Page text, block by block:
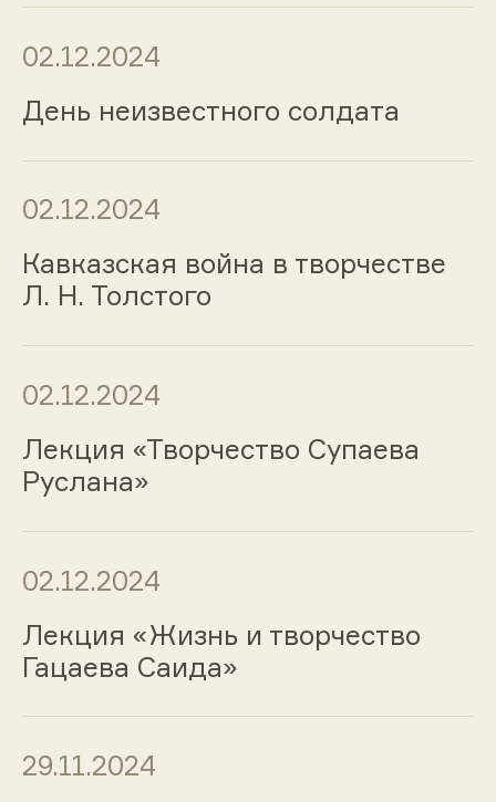
02.12.2024
День неизвестного солдата
02.12.2024
Кавказская война в творчестве
Л. Н. Толстого
02.12.2024
Лекция «Творчество Супаева
Руслана»
02.12.2024
Лекция «Жизнь и творчество
Гацаева Саида»
29.11.2024